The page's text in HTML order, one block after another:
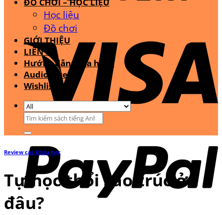
Học liệu
Đồ chơi
GIỚI THIỆU
LIÊN HỆ
Hướng dẫn mua hàng
Audio Stream
Wishlist
Tìm
Review các khóa học
Tự học thổi sáo trúc ở
đâu?